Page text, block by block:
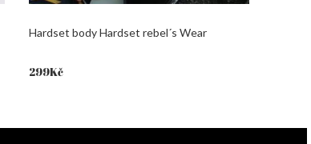
Hardset body Hardset rebel´s Wear
299Kč